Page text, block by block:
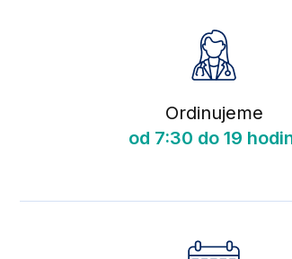
Ordinujeme
od 7:30 do 19